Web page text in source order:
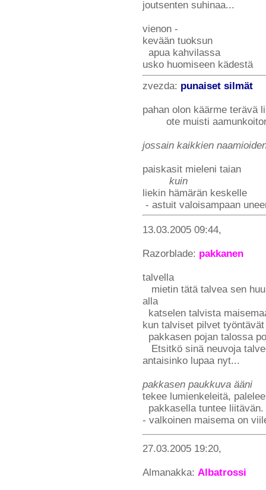
joutsenten suhinaa...
vienon -
kevään tuoksun
apua kahvilassa
usko huomiseen kädestä
zvezda: punaiset silmät
pahan olon käärme terävä
ote muisti
jossain kaikkien
paiskasit mieleni taian
kuin
liekin hämärän keskelle
- astuit valoisampaan
13.03.2005 09:44,
Razorblade: pakkanen
talvella
mietin tätä talvea sen
alla
katselen talvista
kun talviset pilvet
pakkasen pojan talossa
Etsitkö sinä neuvoja
antaisinko lupaa nyt...
pakkasen paukkuva ääni
tekee lumienkeleitä, palelee
pakkasella tuntee
- valkoinen maisema on
27.03.2005 19:20,
Almanakka: Albatrossi